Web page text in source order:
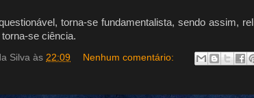
torna-se fundamentalista, sendo assim,
se ciência.
Silva às 22:09
Nenhum comentário: